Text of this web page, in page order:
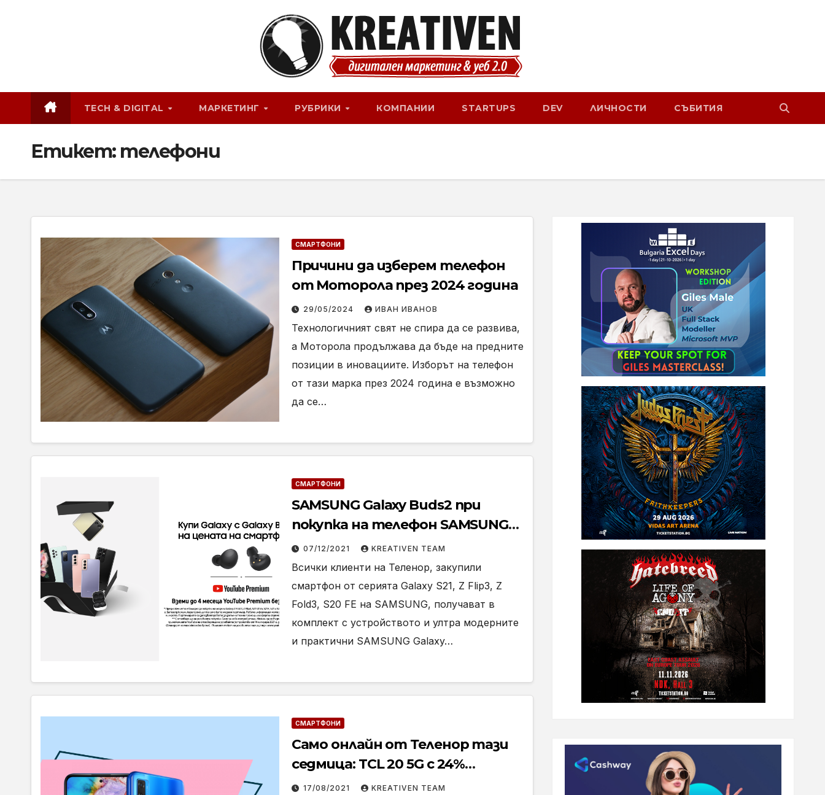
TECH & DIGITAL МАРКЕТИНГ РУБРИКИ КОМПАНИИ STARTUPS DEV ЛИЧНОСТИ СЪБИТИЯ
Етикет: телефони
СМАРТФОНИ
Причини да изберем телефон
от Моторола през 2024 година
29/05/2024 ИВАН ИВАНОВ
Технологичният свят не спира да се развива,
а Моторола продължава да бъде на предните
позиции в иновациите. Изборът на телефон
от тази марка през 2024 година е възможно
да се…
СМАРТФОНИ
SAMSUNG Galaxy Buds2 при
покупка на телефон SAMSUNG
от Теленор до края на декември
07/12/2021 KREATIVEN TEAM
Всички клиенти на Теленор, закупили
смартфон от серията Galaxy S21, Z Flip3, Z
Fold3, S20 FE на SAMSUNG, получават в
комплект с устройството и ултра модерните
и практични SAMSUNG Galaxy…
СМАРТФОНИ
Само онлайн от Теленор тази
седмица: TCL 20 5G с 24%
отстъпка от цената в брой
17/08/2021 KREATIVEN TEAM